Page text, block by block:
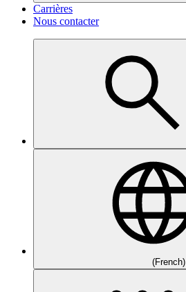
Carrières
Nous contacter
(French)